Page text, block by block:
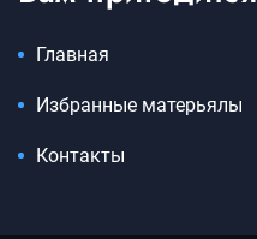
Главная
Избранные матерьялы
Контакты